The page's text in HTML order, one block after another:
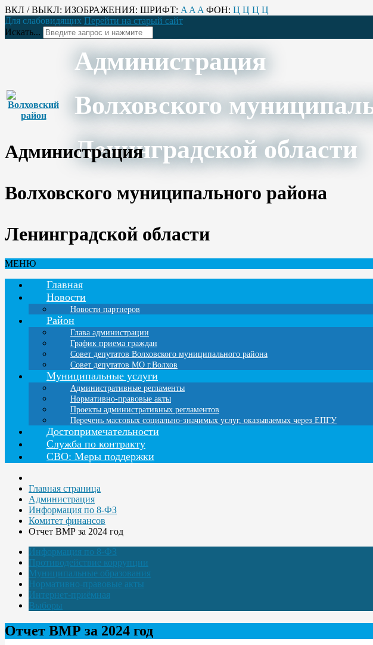
ВКЛ / ВЫКЛ: ИЗОБРАЖЕНИЯ: ШРИФТ: A A A ФОН: Ц Ц Ц Ц
Для слабовидящих Перейти на старый сайт
Искать...
Администрация
Волховского
Ленинградской области
Администрация
Волховского муниципального района
Ленинградской области
МЕНЮ
Главная
Новости
Новости партнеров
Район
Глава администрации
График приема граждан
Совет депутатов Волховского муниципального района
Совет депутатов МО г.Волхов
Муниципальные услуги
Административные регламенты
Нормативно-правовые акты
Проекты административных регламентов
Перечень массовых социально-значимых услуг, оказываемых через ЕПГУ
Достопримечательности
Служба по контракту
СВО: Меры поддержки
Главная страница
Администрация
Информация по 8-ФЗ
Комитет финансов
Отчет ВМР за 2024 год
Информация по 8-ФЗ
Противодействие коррупции
Муниципальные образования
Нормативно-правовые акты
Интернет-приёмная
Выборы
Отчет ВМР за 2024 год